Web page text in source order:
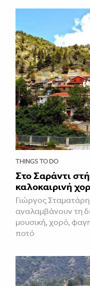
THINGS TO DO
Στο Σαράντι
καλοκαιρινή
Γιώργος
αναλαμβάνουν τη
μουσική, χορό,
ποτό